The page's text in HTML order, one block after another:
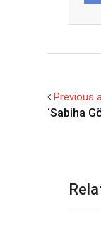
Previous
‘Sabiha